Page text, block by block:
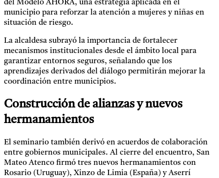
del Modelo AHORA, una estrategia aplicada en el
municipio para reforzar la atención a mujeres y niñas en
situación de riesgo.
La alcaldesa subrayó la importancia de fortalecer
mecanismos institucionales desde el ámbito local para
garantizar entornos seguros, señalando que los
aprendizajes derivados del diálogo permitirán mejorar la
coordinación entre municipios.
Construcción de alianzas y nuevos
hermanamientos
El seminario también derivó en acuerdos de colaboración
entre gobiernos municipales. Al cierre del encuentro, San
Mateo Atenco firmó tres nuevos hermanamientos con
Rosario (Uruguay), Xinzo de Limia (España) y Aserrí